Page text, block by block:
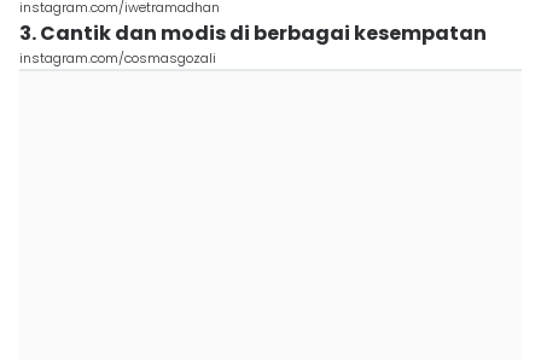
instagram.com/iwetramadhan
3. Cantik dan modis di berbagai kesempatan
instagram.com/cosmasgozali